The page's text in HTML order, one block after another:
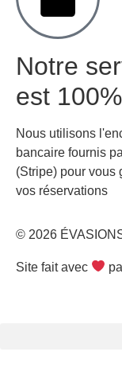
Notre
est
Nous utilisons
bancaire fournis
(Stripe) pour vous
vos réservations
© 2026
Site fait avec